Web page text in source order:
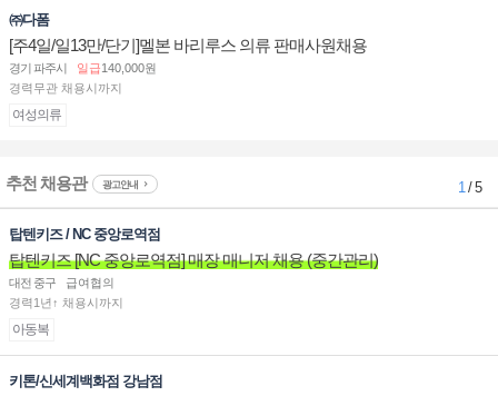
㈜다폼
[주4일/일13만/단기]멜본 바리루스 의류 판매사원채용
경기 파주시 일급140,000원
경력무관 채용시까지
여성의류
추천 채용관 광고안내 1/ 5
탑텐키즈 / NC 중앙로역점
탑텐키즈 [NC 중앙로역점] 매장 매니저 채용 (중간관리)
대전 중구
급여협의
경력1년↑ 채용시까지
아동복
키톤/신세계백화점 강남점